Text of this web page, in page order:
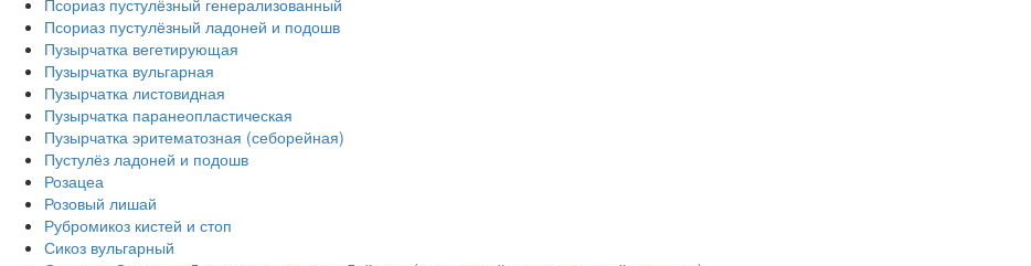
Псориаз пустулёзный генерализованный
Псориаз пустулёзный ладоней и подошв
Пузырчатка вегетирующая
Пузырчатка вульгарная
Пузырчатка листовидная
Пузырчатка паранеопластическая
Пузырчатка эритематозная (себорейная)
Пустулёз ладоней и подошв
Розацеа
Розовый лишай
Рубромикоз кистей и стоп
Сикоз вульгарный